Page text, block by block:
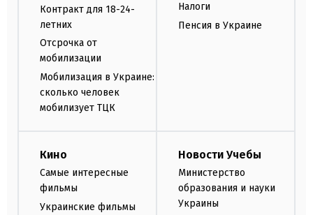
Контракт для 18-24-
летних
Отсрочка от
мобилизации
Мобилизация в Украине:
сколько человек
мобилизует ТЦК
Налоги
Пенсия в Украине
Кино
Самые интересные
фильмы
Украинские фильмы
Новости Учебы
Министерство
образования и науки
Украины